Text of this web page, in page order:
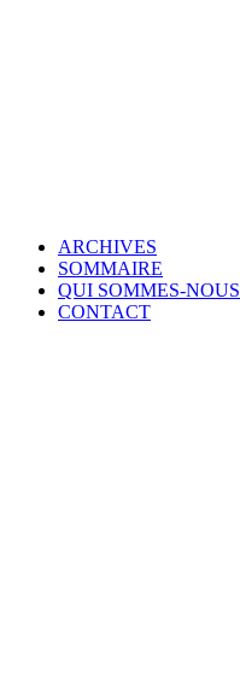
ARCHIVES
SOMMAIRE
QUI SOMMES-NOUS
CONTACT